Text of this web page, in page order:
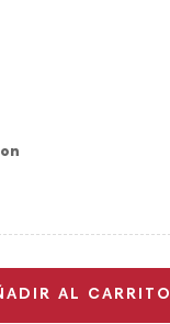
AL CARRITO